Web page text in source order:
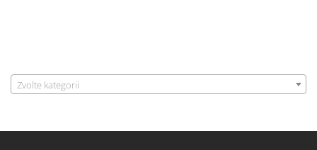
Zvolte kategorii